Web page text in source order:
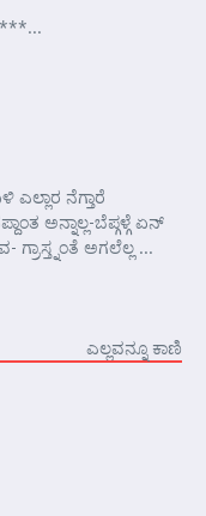
ನೆಗ್ತಾರೆ
ಅನ್ನಾಲ್ಲ-ಬೆಪ್ಗಳ್ಗೆ ಏನ್
ಗ್ರಾಸ್ತ್ನಂತೆ ಅಗಲೆಲ್ಲ ...
ಎಲ್ಲವನ್ನೂ ಕಾಣಿ